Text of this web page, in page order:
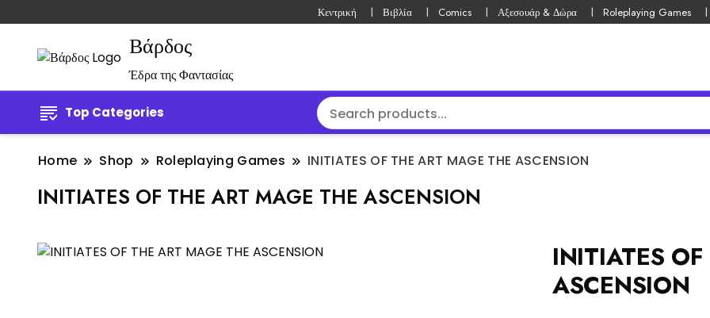
Κεντρική Βιβλία Comics Αξεσουάρ & Δώρα Roleplaying Games
Βάρδος
Έδρα της Φαντασίας
Top Categories
Home Shop Roleplaying Games INITIATES OF THE ART MAGE THE ASCENSION
INITIATES OF THE ART MAGE THE ASCENSION
INITIATES
ASCENSION